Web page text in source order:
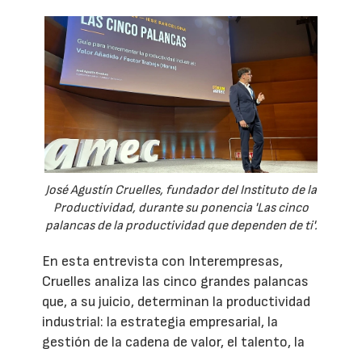
José Agustín Cruelles, fundador del Instituto de la
Productividad, durante su ponencia 'Las cinco
palancas de la productividad que dependen de ti'.
En esta entrevista con Interempresas,
Cruelles analiza las cinco grandes palancas
que, a su juicio, determinan la productividad
industrial: la estrategia empresarial, la
gestión de la cadena de valor, el talento, la